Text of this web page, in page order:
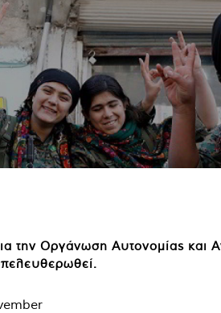
την Οργάνωση Αυτονομίας και